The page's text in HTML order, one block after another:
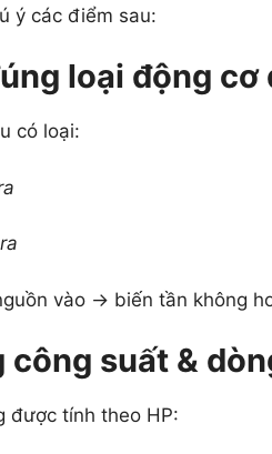
ý các điểm sau:
loại động cơ
có loại:
vào → biến tần không
công suất &
được tính theo HP: